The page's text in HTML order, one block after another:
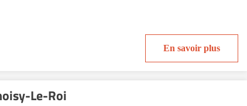
En savoir plus
Le-Roi